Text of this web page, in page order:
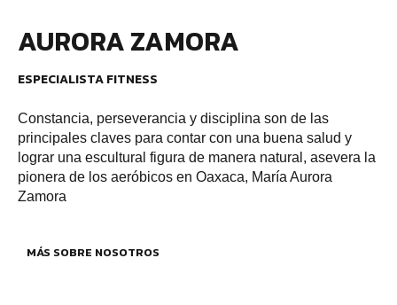
AURORA ZAMORA
ESPECIALISTA FITNESS
Constancia, perseverancia y disciplina son de las
principales claves para contar con una buena salud y
lograr una escultural figura de manera natural, asevera la
pionera de los aeróbicos en Oaxaca, María Aurora
Zamora
MÁS SOBRE NOSOTROS